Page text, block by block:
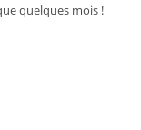
quelques mois !